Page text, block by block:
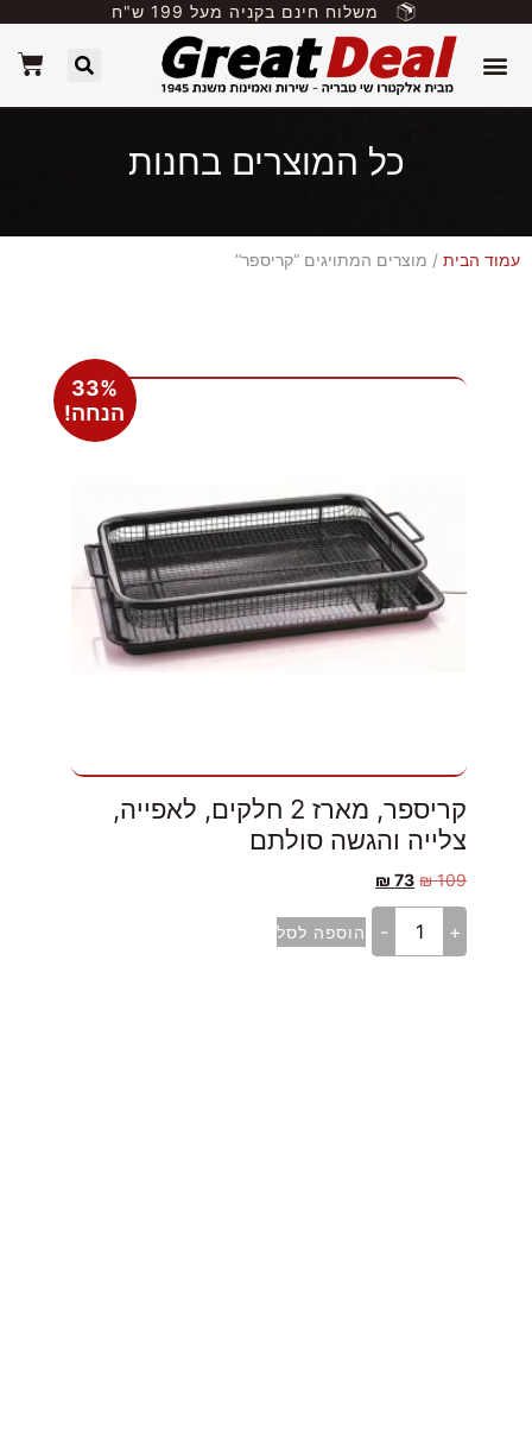
משלוח חינם בקניה מעל 199 ש"ח
כל המוצרים בחנות
עמוד הבית / מוצרים המתויגים “קריספר”
33%
הנחה!
קריספר, מארז 2 חלקים, לאפייה,
צלייה והגשה סולתם
109
₪
73
₪
+
- הוספה לסל